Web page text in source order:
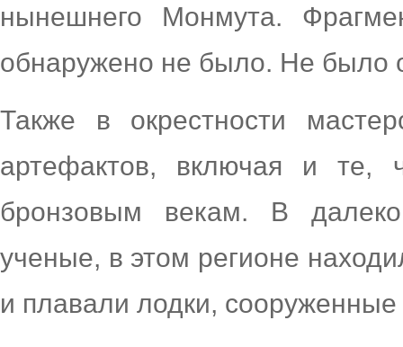
нынешнего Монмута.
обнаружено не было. Не было
Также в окрестности
артефактов, включая и те,
бронзовым векам. В
ученые, в этом регионе
и плавали лодки,